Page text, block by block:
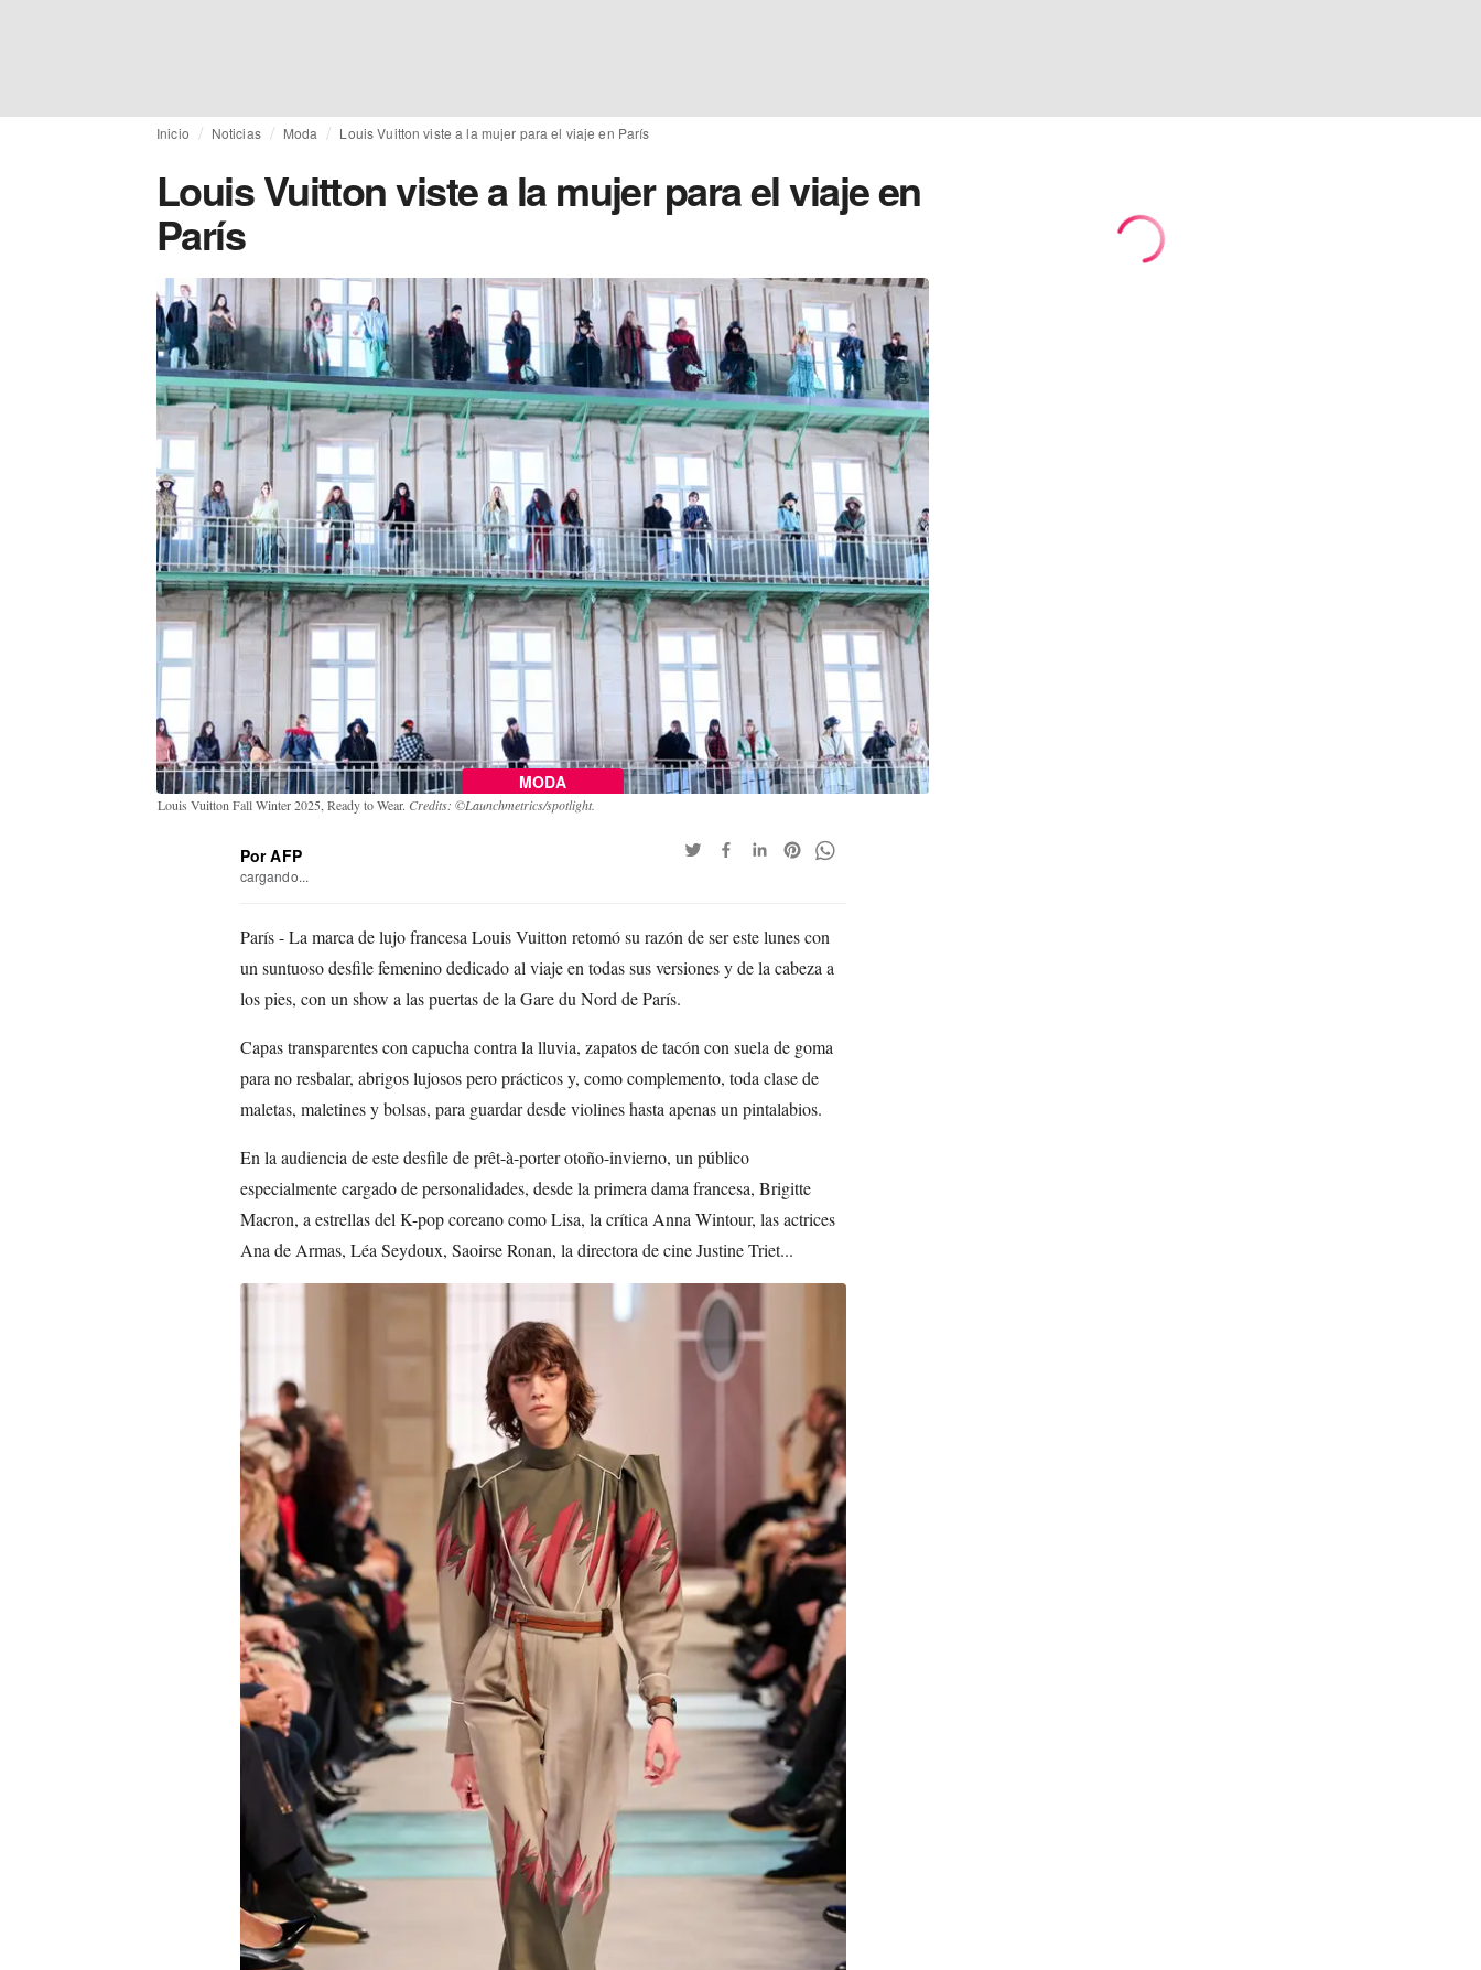
Inicio Noticias Moda Louis Vuitton viste a la mujer para el viaje en París
Louis Vuitton viste a la mujer para el viaje en
París
MODA
Louis Vuitton Fall Winter 2025, Ready to Wear. Credits: ©Launchmetrics/spotlight.
Por AFP
cargando...
París - La marca de lujo francesa Louis Vuitton retomó su razón de ser este lunes con
un suntuoso desfile femenino dedicado al viaje en todas sus versiones y de la cabeza a
los pies, con un show a las puertas de la Gare du Nord de París.
Capas transparentes con capucha contra la lluvia, zapatos de tacón con suela de goma
para no resbalar, abrigos lujosos pero prácticos y, como complemento, toda clase de
maletas, maletines y bolsas, para guardar desde violines hasta apenas un pintalabios.
En la audiencia de este desfile de prêt-à-porter otoño-invierno, un público
especialmente cargado de personalidades, desde la primera dama francesa, Brigitte
Macron, a estrellas del K-pop coreano como Lisa, la crítica Anna Wintour, las actrices
Ana de Armas, Léa Seydoux, Saoirse Ronan, la directora de cine Justine Triet...